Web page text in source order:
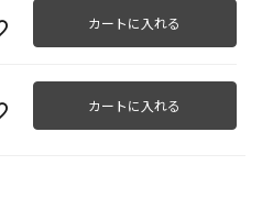
カートに入れる
カートに入れる